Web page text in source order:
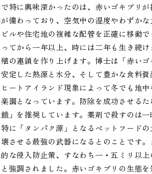
特に興味深かったのは、赤いゴキブリが
備わっており、空気中の湿度やわずかな
ルや住宅地の複雑な配管を正確に移動で
てから一年以上、時には二年も生き続け
の連鎖を作り上げます。博士は「赤いゴ
定した熱源と水分、そして豊かな食料資
ートアイランド現象によって冬でも地中
園となっています。防除を成功させるた
」を推奨しています。薬剤で殺すのは一
に「タンパク源」となるペットフードの
させる最強の武器になるとのことです。
な侵入防止策、すなわち一・五ミリ以上
強調されました。赤いゴキブリの生態を